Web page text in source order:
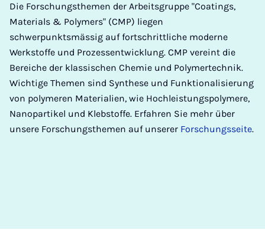
Die Forschungsthemen der Arbeitsgruppe "Coatings,
Materials & Polymers" (CMP) liegen
schwerpunktsmässig auf fortschrittliche moderne
Werkstoffe und Prozessentwicklung. CMP vereint die
Bereiche der klassischen Chemie und Polymertechnik.
Wichtige Themen sind Synthese und Funktionalisierung
von polymeren Materialien, wie Hochleistungspolymere,
Nanopartikel und Klebstoffe. Erfahren Sie mehr über
unsere Forschungsthemen auf unserer Forschungsseite.